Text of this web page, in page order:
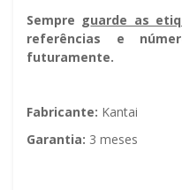
Sempre guarde as
referências e
futuramente.
Fabricante: Kantai
Garantia: 3 meses